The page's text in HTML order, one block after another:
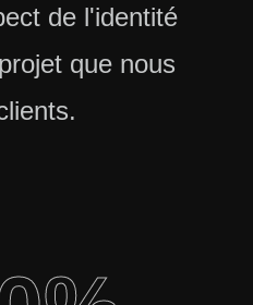
de l'identité
que nous